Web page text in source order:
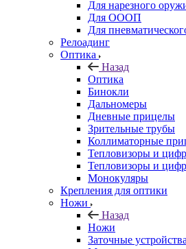
Для нарезного
Для ОООП
Для
Релоадинг
Оптика
Назад
Оптика
Бинокли
Дальномеры
Дневные прицелы
Зрительные трубы
Коллиматорные
Тепловизоры и
Тепловизоры и
Монокуляры
Крепления для оптики
Ножи
Назад
Ножи
Заточные